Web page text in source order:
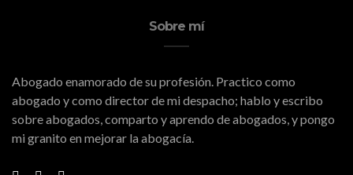
Sobre mí
Abogado enamorado de su profesión. Practico como
abogado y como director de mi despacho; hablo y escribo
sobre abogados, comparto y aprendo de abogados, y pongo
mi granito en mejorar la abogacía.